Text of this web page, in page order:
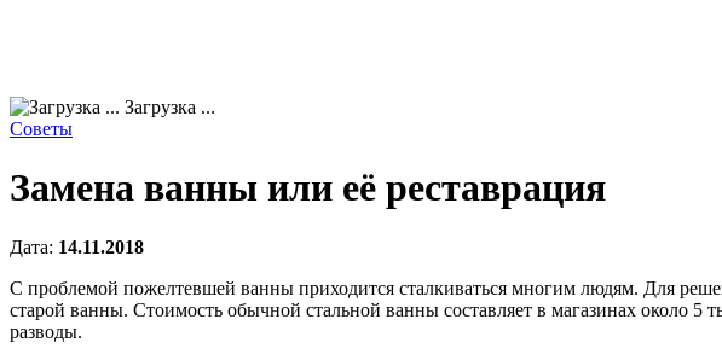
Загрузка ...
Советы
Замена ванны или её реставрация
Дата: 14.11.2018
С проблемой пожелтевшей ванны приходится сталкиваться многим людям. Для
старой ванны. Стоимость обычной стальной ванны составляет в магазинах около 5
разводы.